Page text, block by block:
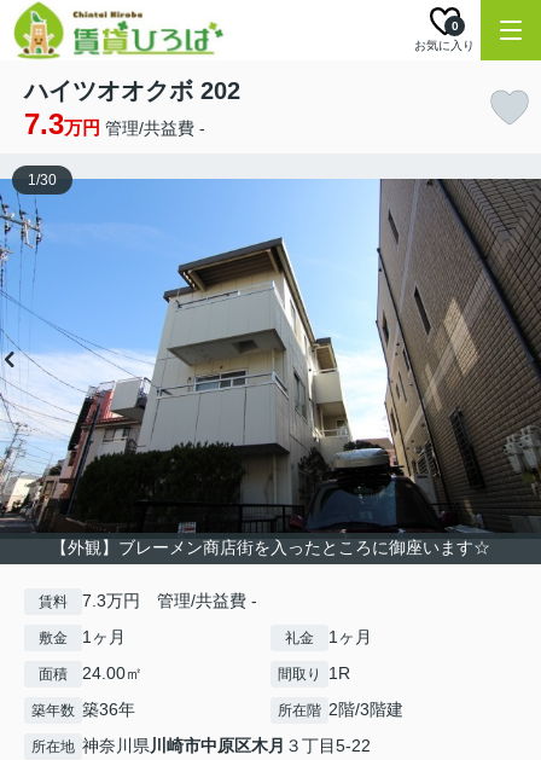
お気に入り
0
ハイツオオクボ 202
7.3万円 管理/共益費 -
【外観】ブレーメン商店街を入ったところに御座います☆
1/30
賃料 7.3万円 管理/共益費 -
敷金 1ヶ月 礼金 1ヶ月
面積 24.00㎡ 間取り 1R
築年数 築36年 所在階 2階/3階建
所在地 神奈川県川崎市中原区木月 ３丁目5-22